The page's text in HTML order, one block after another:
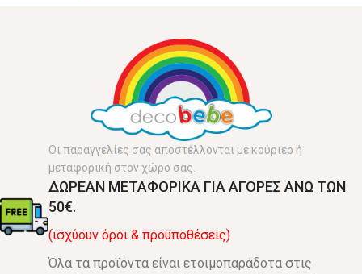
Οι παραγγελίες σας αποστέλλονται με κούριερ ή
μεταφορική στον χώρο σας.
ΔΩΡΕΑΝ ΜΕΤΑΦΟΡΙΚΑ ΓΙΑ ΑΓΟΡΕΣ ΑΝΩ ΤΩΝ
50€.
(ισχύουν όροι & προϋποθέσεις)
Όλα τα προϊόντα είναι ετοιμοπαράδοτα στις